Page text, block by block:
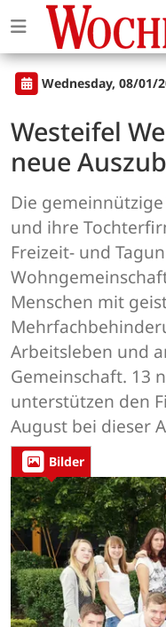
Wednesday, 08/01/
Westeifel
neue
Die
und ihre
Freizeit- und
Menschen mit
Arbeitsleben und
Gemeinschaft. 13
unterstützen den
August bei dieser
Bilder